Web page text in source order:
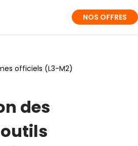
NOS OFFRES
officiels (L3-M2)
des